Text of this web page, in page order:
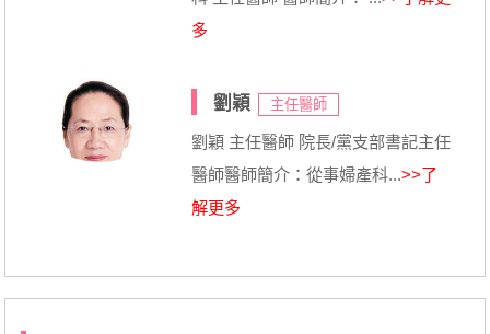
多
劉穎 主任醫師
劉穎 主任醫師 院長/黨支部書記主任
醫師醫師簡介：從事婦產科...>>了
解更多